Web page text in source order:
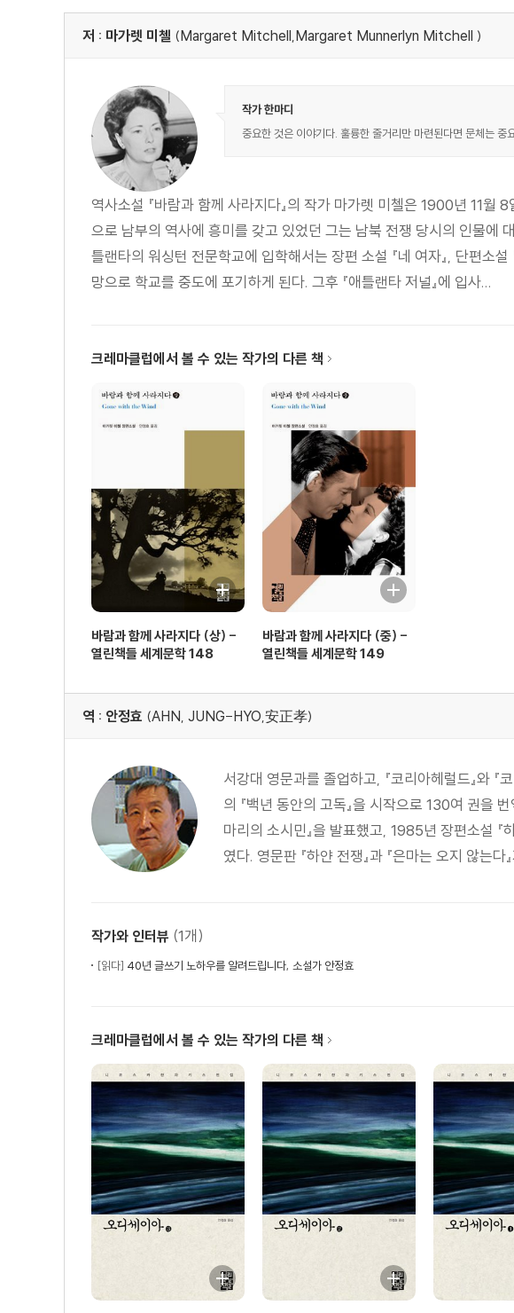
저 : 마가렛 미첼 (Margaret Mitchell,Margaret Munnerlyn Mitchell )
작가 한마디
중요한 것은 이야기다. 훌륭한 줄거리만 마련된다면 문체는 중
역사소설 『바람과 함께 사라지다』의 작가 마가렛 미첼은 1900년 11
으로 남부의 역사에 흥미를 갖고 있었던 그는 남북 전쟁 당시의 인물에
틀랜타의 워싱턴 전문학교에 입학해서는 장편 소설 『네 여자』, 단편소
망으로 학교를 중도에 포기하게 된다. 그후 『애틀랜타 저널』에 입사...
크레마클럽에서 볼 수 있는 작가의 다른 책
바람과 함께 사라지다 (상) -
열린책들 세계문학 148
바람과 함께 사라지다 (중) -
열린책들 세계문학 149
역 : 안정효 (AHN, JUNG-HYO,安正孝)
서강대 영문과를 졸업하고, 『코리아헤럴드』와
의 『백년 동안의 고독』을 시작으로 130여 권을
마리의 소시민』을 발표했고, 1985년 장편소설 『
였다. 영문판 『하얀 전쟁』과 『은마는 오지 않는
작가와 인터뷰 (1개)
[읽다] 40년 글쓰기 노하우를 알려드립니다, 소설가 안정효
크레마클럽에서 볼 수 있는 작가의 다른 책